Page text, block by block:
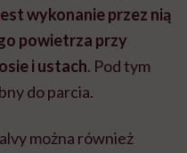
wykonanie przez nią
powietrza przy
i ustach. Pod tym
do parcia.
można również